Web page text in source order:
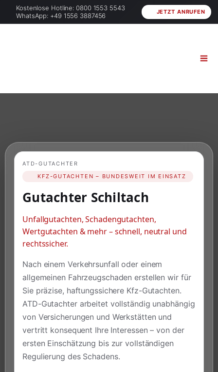
Kostenlose Hotline: 0800 1553 5543
WhatsApp: +49 1556 3887456
JETZT ANRUFEN
ATD-GUTACHTER
KFZ-GUTACHTEN – BUNDESWEIT IM EINSATZ
Gutachter Schiltach
Unfallgutachten, Schadengutachten,
Wertgutachten & mehr – schnell, neutral und
rechtssicher.
Nach einem Verkehrsunfall oder einem
allgemeinen Fahrzeugschaden erstellen wir für
Sie präzise, haftungssichere Kfz-Gutachten.
ATD-Gutachter arbeitet vollständig unabhängig
von Versicherungen und Werkstätten und
vertritt konsequent Ihre Interessen – von der
ersten Einschätzung bis zur vollständigen
Regulierung des Schadens.